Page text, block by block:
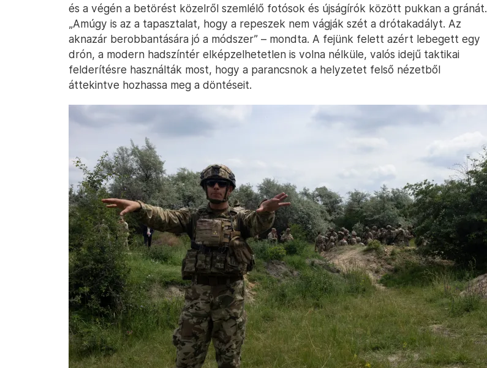
és a végén a betörést közelről szemlélő fotósok és újságírók között pukkan a gránát.
„Amúgy is az a tapasztalat, hogy a repeszek nem vágják szét a drótakadályt. Az
aknazár berobbantására jó a módszer” – mondta. A fejünk felett azért lebegett egy
drón, a modern hadszíntér elképzelhetetlen is volna nélküle, valós idejű taktikai
felderítésre használták most, hogy a parancsnok a helyzetet felső nézetből
áttekintve hozhassa meg a döntéseit.